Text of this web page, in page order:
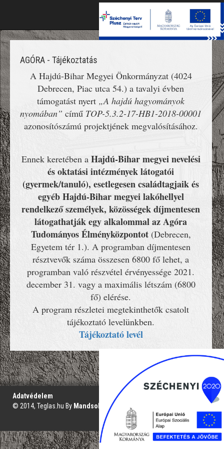
AGÓRA - Tájékoztatás
A Hajdú-Bihar Megyei Önkormányzat (4024
Debrecen, Piac utca 54.) a tavalyi évben
támogatást nyert „A hajdú hagyományok
nyomában”című TOP-5.3.2-17-HB1-2018-00001
azonosítószámú projektjének megvalósításához.
Ennek keretében a Hajdú-Bihar megyei nevelési
és oktatási intézmények látogatói
(gyermek/tanuló), esetlegesen családtagjaik és
egyéb Hajdú-Bihar megyei lakóhellyel
rendelkező személyek, közösségek díjmentesen
látogathatják egy alkalommal az Agóra
Tudományos Élményközpontot(Debrecen,
Egyetem tér 1.). A programban díjmentesen
résztvevők száma összesen 6800 fő lehet, a
programban való részvétel érvényessége 2021.
december 31. vagy a maximális létszám (6800
fő) elérése.
A program részletei megtekinthetők csatolt
tájékoztató levelünkben.
Tájékoztató levél
';
Adatvédelem
© 2014, Teglas.hu By Mandsol.com
VAKBARÁT VERZIÓ